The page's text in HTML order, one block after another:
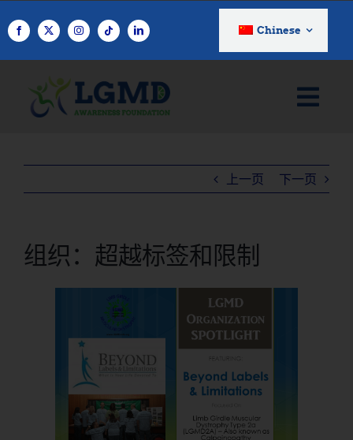
至
Chinese
上一页 下一页
组织：超越标签和限制